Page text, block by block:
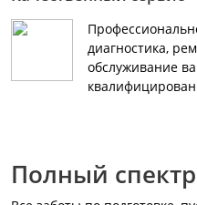
диагностика,
обслуживание
Полный спектр